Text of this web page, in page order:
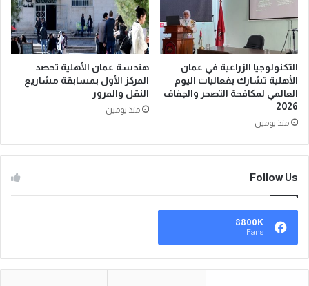
التكنولوجيا الزراعية في عمان
الأهلية تشارك بفعاليات اليوم
العالمي لمكافحة التصحر والجفاف
2026
منذ يومين
هندسة عمان الأهلية تحصد
المركز الأول بمسابقة مشاريع
النقل والمرور
منذ يومين
Follow Us
8800K
Fans